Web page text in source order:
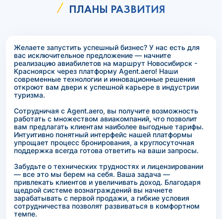
ПЛАНЫ РАЗВИТИЯ
Желаете запустить успешный бизнес? У нас есть для
вас исключительное предложение — начните
реализацию авиабилетов на маршрут Новосибирск -
Красноярск через платформу Agent.aero! Наши
современные технологии и инновационные решения
откроют вам двери к успешной карьере в индустрии
туризма.
Сотрудничая с Agent.aero, вы получите возможность
работать с множеством авиакомпаний, что позволит
вам предлагать клиентам наиболее выгодные тарифы.
Интуитивно понятный интерфейс нашей платформы
упрощает процесс бронирования, а круглосуточная
поддержка всегда готова ответить на ваши запросы.
Забудьте о технических трудностях и лицензировании
— все это мы берем на себя. Ваша задача —
привлекать клиентов и увеличивать доход. Благодаря
щедрой системе вознаграждений вы начнете
зарабатывать с первой продажи, а гибкие условия
сотрудничества позволят развиваться в комфортном
темпе.